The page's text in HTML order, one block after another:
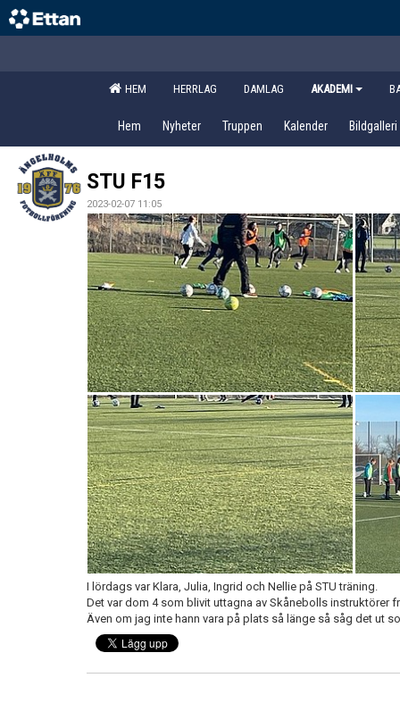
HEM HERRLAG DAMLAG AKADEMI
Hem Nyheter Truppen Kalender Bildgalleri
STU F15
2023-02-07 11:05
I lördags var Klara, Julia, Ingrid och Nellie på STU träning.
Det var dom 4 som blivit uttagna av Skånebolls instruktörer
Även om jag inte hann vara på plats så länge så såg det ut